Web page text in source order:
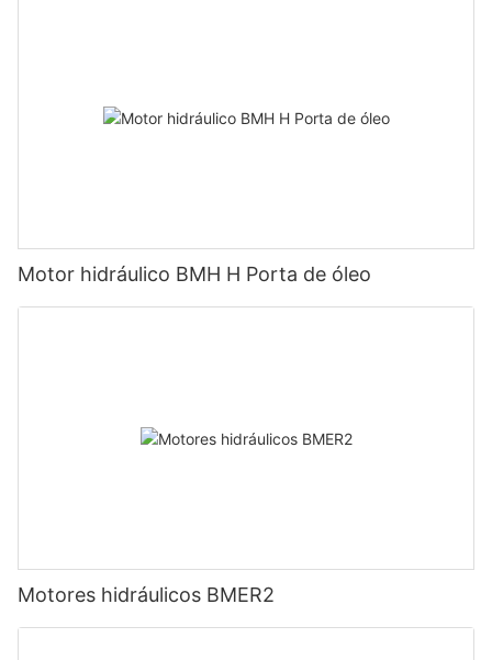
Motor hidráulico BMH H Porta de óleo
Motores hidráulicos BMER2